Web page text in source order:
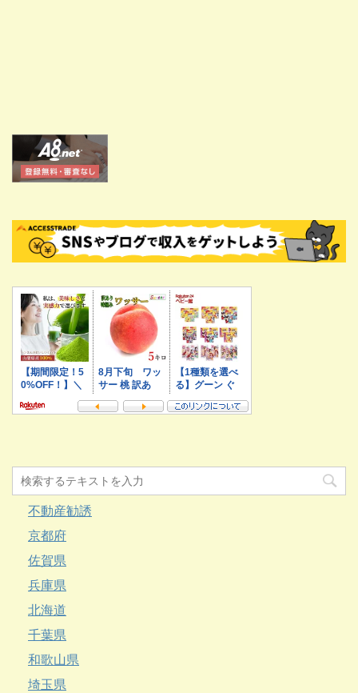
不動産勧誘
京都府
佐賀県
兵庫県
北海道
千葉県
和歌山県
埼玉県